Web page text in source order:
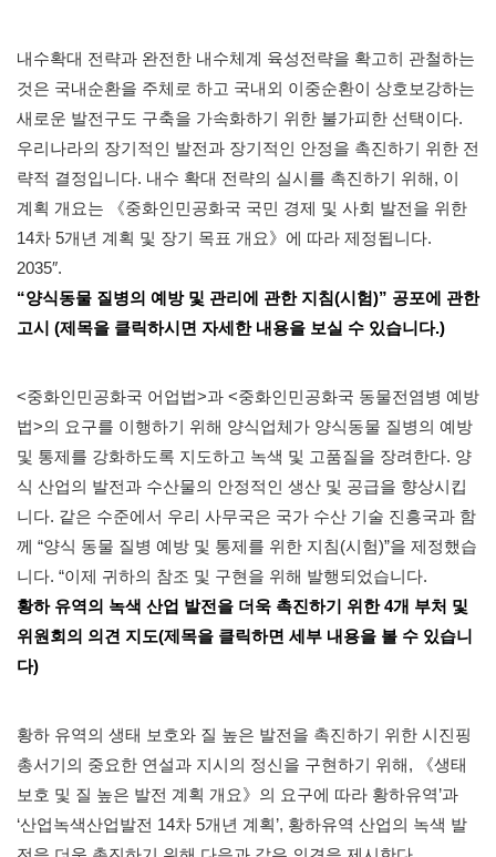
내수확대 전략과 완전한 내수체계 육성전략을 확고히 관철하는
것은 국내순환을 주체로 하고 국내외 이중순환이 상호보강하는
새로운 발전구도 구축을 가속화하기 위한 불가피한 선택이다.
우리나라의 장기적인 발전과 장기적인 안정을 촉진하기 위한 전
략적 결정입니다. 내수 확대 전략의 실시를 촉진하기 위해, 이
계획 개요는 《중화인민공화국 국민 경제 및 사회 발전을 위한
14차 5개년 계획 및 장기 목표 개요》에 따라 제정됩니다.
2035″.
“양식동물 질병의 예방 및 관리에 관한 지침(시험)” 공포에 관한
고시 (제목을 클릭하시면 자세한 내용을 보실 수 있습니다.)
<중화인민공화국 어업법>과 <중화인민공화국 동물전염병 예방
법>의 요구를 이행하기 위해 양식업체가 양식동물 질병의 예방
및 통제를 강화하도록 지도하고 녹색 및 고품질을 장려한다. 양
식 산업의 발전과 수산물의 안정적인 생산 및 공급을 향상시킵
니다. 같은 수준에서 우리 사무국은 국가 수산 기술 진흥국과 함
께 “양식 동물 질병 예방 및 통제를 위한 지침(시험)”을 제정했습
니다. “이제 귀하의 참조 및 구현을 위해 발행되었습니다.
황하 유역의 녹색 산업 발전을 더욱 촉진하기 위한 4개 부처 및
위원회의 의견 지도(제목을 클릭하면 세부 내용을 볼 수 있습니
다)
황하 유역의 생태 보호와 질 높은 발전을 촉진하기 위한 시진핑
총서기의 중요한 연설과 지시의 정신을 구현하기 위해, 《생태
보호 및 질 높은 발전 계획 개요》의 요구에 따라 황하유역’과
‘산업녹색산업발전 14차 5개년 계획’, 황하유역 산업의 녹색 발